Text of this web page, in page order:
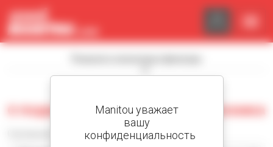
0 подержанных складская техника
Панель управления cookies
Manitou уважает
вашу
конфиденциальность